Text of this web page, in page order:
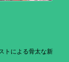
トによる骨太な新